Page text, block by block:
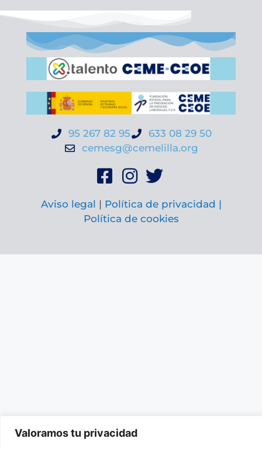
Valoramos tu privacidad
95 267 82 95
633 08 29 50
cemesg@cemelilla.org
Aviso legal | Política de privacidad |
Política de cookies